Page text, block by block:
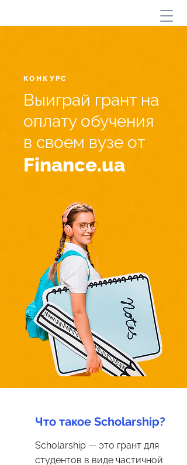
КОНКУРС
Выиграй грант на
оплату обучения
в своем вузе от
Finance.ua
Что такое Scholarship?
Scholarship — это грант для
студентов в виде частичной